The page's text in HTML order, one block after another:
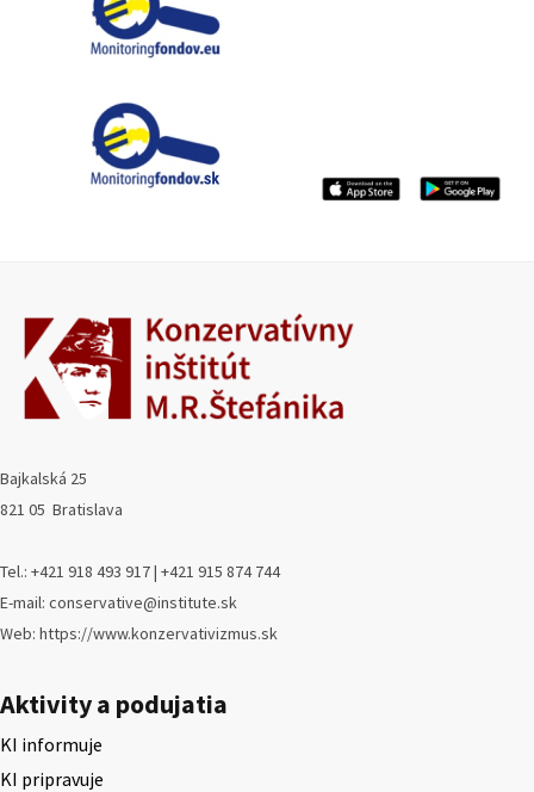
Bajkalská 25
821 05 Bratislava
Tel.: +421 918 493 917 | +421 915 874 744
E-mail: conservative@institute.sk
Web: https://www.konzervativizmus.sk
Aktivity a podujatia
KI informuje
KI pripravuje